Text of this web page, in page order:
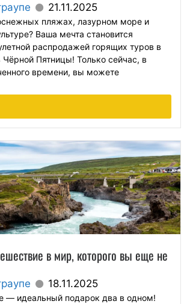
21.11.2025
пляжах, лазурном море и
Ваша мечта становится
распродажей горящих туров в
Чёрной Пятницы! Только сейчас, в
времени, вы можете
в мир, которого вы еще не
18.11.2025
— идеальный подарок два в одном!